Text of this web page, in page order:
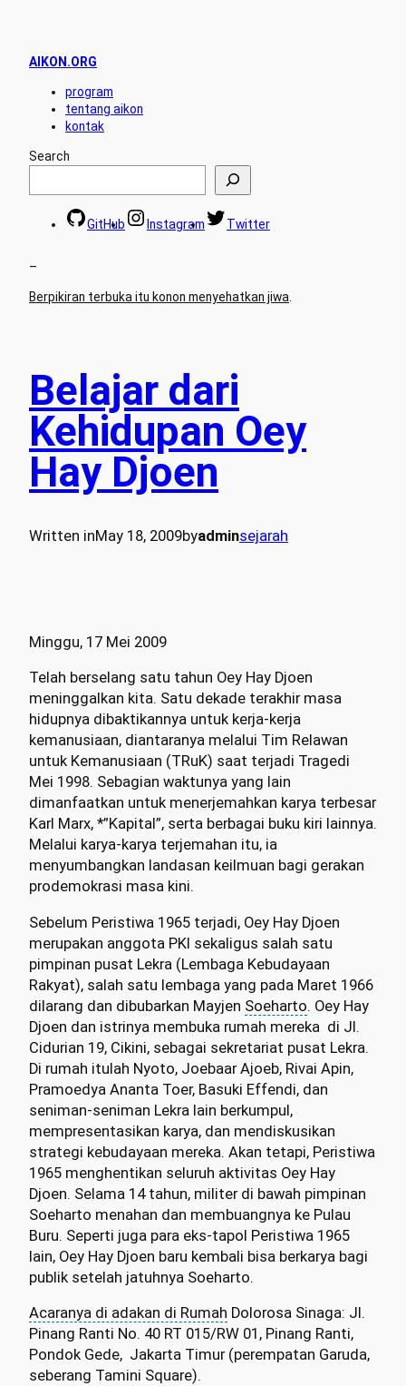
AIKON.ORG
program
tentang aikon
kontak
Search
GitHub Instagram Twitter
–
Berpikiran terbuka itu konon menyehatkan jiwa
Belajar dari
Kehidupan Oey
Hay Djoen
Written inMay 18, 2009byadminsejarah
Minggu, 17 Mei 2009
Telah berselang satu tahun Oey Hay Djoen
meninggalkan kita. Satu dekade terakhir masa
hidupnya dibaktikannya untuk kerja-kerja
kemanusiaan, diantaranya melalui Tim Relawan
untuk Kemanusiaan (TRuK) saat terjadi Tragedi
Mei 1998. Sebagian waktunya yang lain
dimanfaatkan untuk menerjemahkan karya terbesar
Karl Marx, *”Kapital”, serta berbagai buku kiri lainnya.
Melalui karya-karya terjemahan itu, ia
menyumbangkan landasan keilmuan bagi gerakan
prodemokrasi masa kini.
Sebelum Peristiwa 1965 terjadi, Oey Hay Djoen
merupakan anggota PKI sekaligus salah satu
pimpinan pusat Lekra (Lembaga Kebudayaan
Rakyat), salah satu lembaga yang pada Maret 1966
dilarang dan dibubarkan Mayjen Soeharto. Oey Hay
Djoen dan istrinya membuka rumah mereka di Jl.
Cidurian 19, Cikini, sebagai sekretariat pusat Lekra.
Di rumah itulah Nyoto, Joebaar Ajoeb, Rivai Apin,
Pramoedya Ananta Toer, Basuki Effendi, dan
seniman-seniman Lekra lain berkumpul,
mempresentasikan karya, dan mendiskusikan
strategi kebudayaan mereka. Akan tetapi, Peristiwa
1965 menghentikan seluruh aktivitas Oey Hay
Djoen. Selama 14 tahun, militer di bawah pimpinan
Soeharto menahan dan membuangnya ke Pulau
Buru. Seperti juga para eks-tapol Peristiwa 1965
lain, Oey Hay Djoen baru kembali bisa berkarya bagi
publik setelah jatuhnya Soeharto.
Acaranya di adakan di Rumah Dolorosa Sinaga: Jl.
Pinang Ranti No. 40 RT 015/RW 01, Pinang Ranti,
Pondok Gede, Jakarta Timur (perempatan Garuda,
seberang Tamini Square).